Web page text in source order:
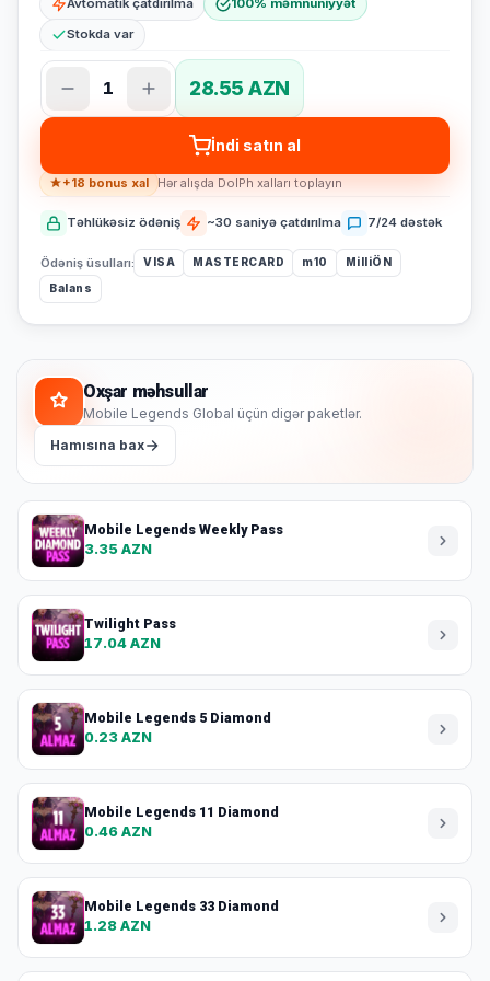
Avtomatik çatdırılma
100% məmnuniyyət
Stokda var
1 28.55 AZN
İndi satın al
+18 bonus xal Hər alışda DolPh xalları toplayın
Təhlükəsiz ödəniş ~30 saniyə çatdırılma 7/24 dəstək
Ödəniş üsulları: VISA MASTERCARD m10
MilliÖN
Balans
Oxşar məhsullar
Mobile Legends Global üçün digər paketlər.
Hamısına bax
Mobile Legends Weekly Pass
3.35 AZN
Twilight Pass
17.04 AZN
Mobile Legends 5 Diamond
0.23 AZN
Mobile Legends 11 Diamond
0.46 AZN
Mobile Legends 33 Diamond
1.28 AZN